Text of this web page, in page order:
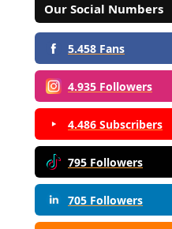
Our Social Numbers
5.458 Fans
4.935 Followers
4.486 Subscribers
795 Followers
705 Followers